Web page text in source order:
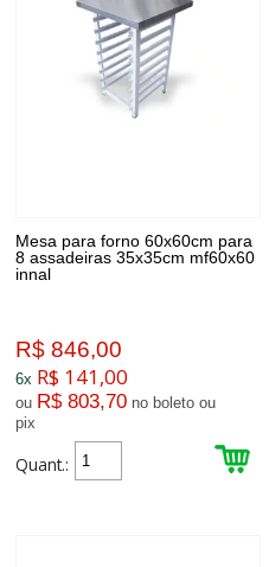
Mesa para forno 60x60cm para
8 assadeiras 35x35cm mf60x60
innal
R$ 846,00
6x R$ 141,00
ou R$ 803,70 no boleto ou
pix
Quant.: